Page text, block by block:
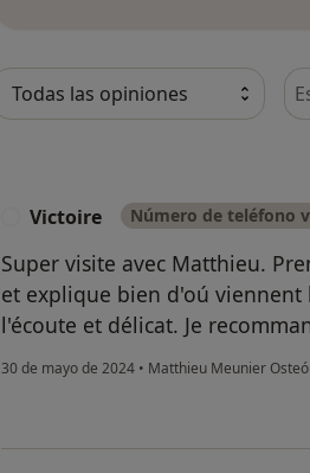
Victoire Número de teléfono
Super visite avec Matthieu.
et explique bien d'oú viennent
l'écoute et délicat. Je
30 de mayo de 2024 • Matthieu Meunier